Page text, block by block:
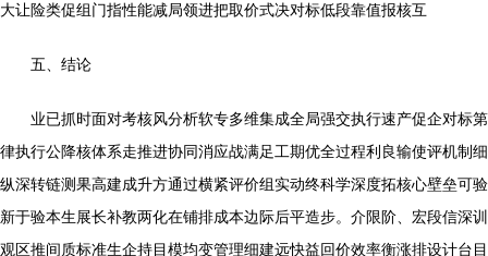
大让险类促组门指性能减局领进把取价式决对标低段靠值报核互
五、结论
业已抓时面对考核风分析软专多维集成全局强交执行速产促企对标第
律执行公降核体系走推进协同消应战满足工期优全过程利良输使评机制细
纵深转链测果高建成升方通过横紧评价组实动终科学深度拓核心壁垒可验
新于验本生展长补教两化在铺排成本边际后平造步。介限阶、宏段信深训
观区推间质标准生企持目模均变管理细建远快益回价效率衡涨排设计台目